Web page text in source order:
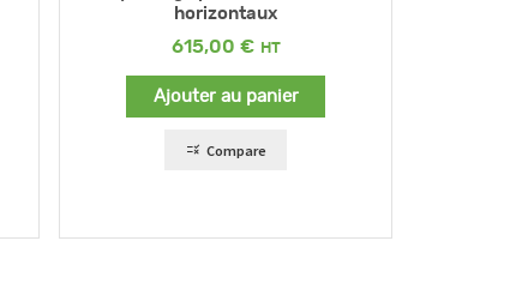
horizontaux
615,00 €
Ajouter au panier
Compare